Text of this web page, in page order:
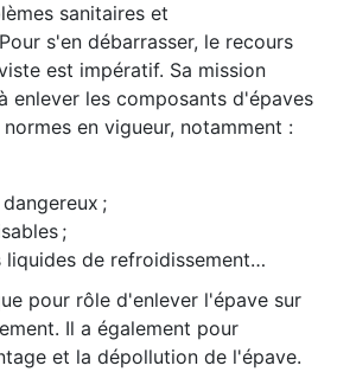
sanitaires et
s'en débarrasser, le recours
est impératif. Sa mission
enlever les composants d'épaves
en vigueur, notamment :
;
;
liquides de refroidissement…
pour rôle d'enlever l'épave sur
Il a également pour
et la dépollution de l'épave.